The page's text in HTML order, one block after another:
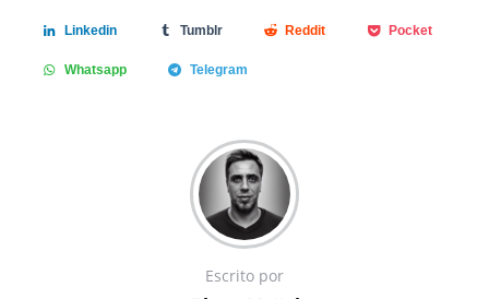
Linkedin Tumblr Reddit Pocket
Whatsapp Telegram
Escrito por